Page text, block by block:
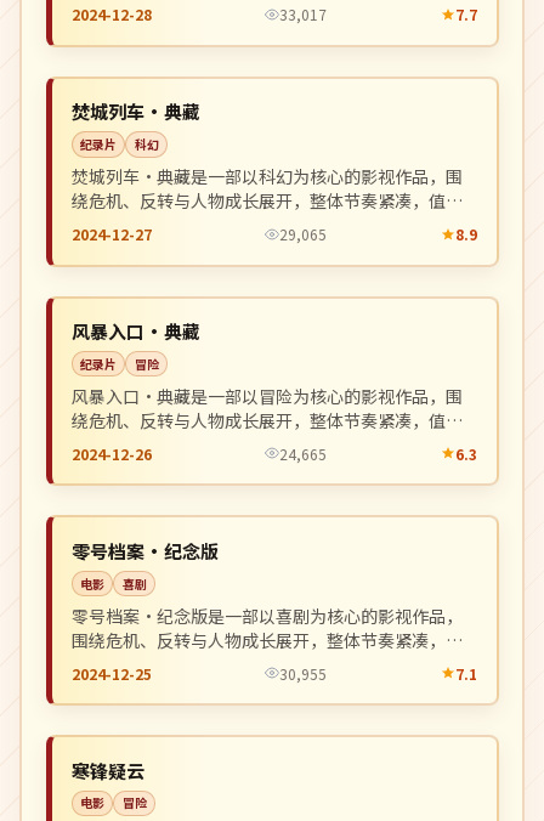
推荐观看。
2024-12-28 33,017 7.7
英国
焚城列车·典藏
纪录片 科幻
焚城列车·典藏是一部以科幻为核心的影视作品，围
绕危机、反转与人物成长展开，整体节奏紧凑，值得
推荐观看。
2024-12-27 29,065 8.9
日本
风暴入口·典藏
纪录片 冒险
风暴入口·典藏是一部以冒险为核心的影视作品，围
绕危机、反转与人物成长展开，整体节奏紧凑，值得
推荐观看。
2024-12-26 24,665 6.3
韩国
零号档案·纪念版
电影 喜剧
零号档案·纪念版是一部以喜剧为核心的影视作品，
围绕危机、反转与人物成长展开，整体节奏紧凑，值
得推荐观看。
2024-12-25 30,955 7.1
日本
寒锋疑云
电影 冒险